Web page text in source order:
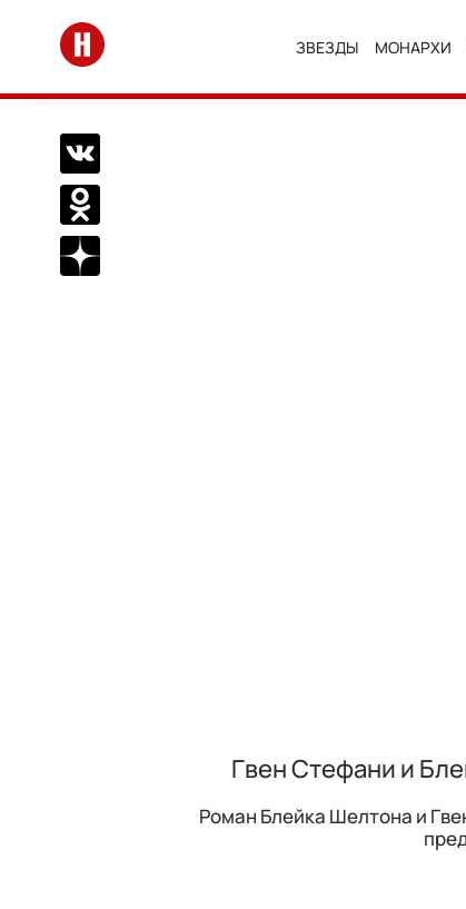
Перейти на главную
ЗВЕЗДЫ МОНАРХИ
Поделиться Вконтакте
Поделиться в Одноклассниках
Подписаться на нас в Дзен
Гвен Стефани и
Роман Блейка Шелтона и